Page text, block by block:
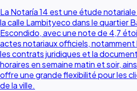
La Notaría 14 est une étude
la calle Lambityeco dans le quartier
Escondido, avec une note de 4,7
actes notariaux officiels,
les contrats juridiques et la
horaires en semaine matin et soir,
offre une grande flexibilité pour les
de la ville.